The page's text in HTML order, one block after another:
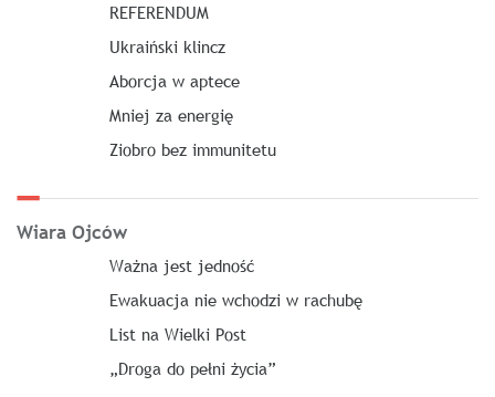
REFERENDUM
Ukraiński klincz
Aborcja w aptece
Mniej za energię
Ziobro bez immunitetu
Wiara Ojców
Ważna jest jedność
Ewakuacja nie wchodzi w rachubę
List na Wielki Post
„Droga do pełni życia”